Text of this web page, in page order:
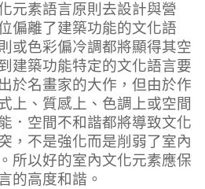
元素語言原則去設計與營
偏離了建築功能的文化語
或色彩偏冷調都將顯得其空
建築功能特定的文化語言要
於名畫家的大作，但由於作
上、質感上、色調上或空間
．空間不和諧都將導致文化
，不是強化而是削弱了室內
所以好的室內文化元素應保
的高度和諧。